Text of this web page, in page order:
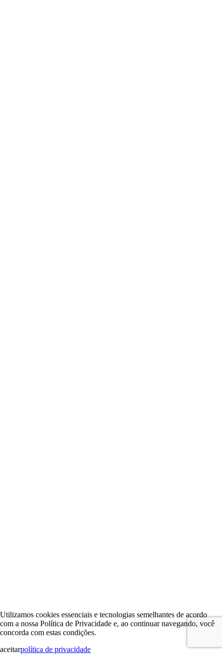
Utilizamos cookies essenciais e tecnologias semelhantes de acordo
com a nossa Política de Privacidade e, ao continuar navegando, você
concorda com estas condições.
aceitarpolítica de privacidade